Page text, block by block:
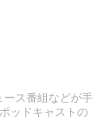
ース番組などが手
ッドキャストの